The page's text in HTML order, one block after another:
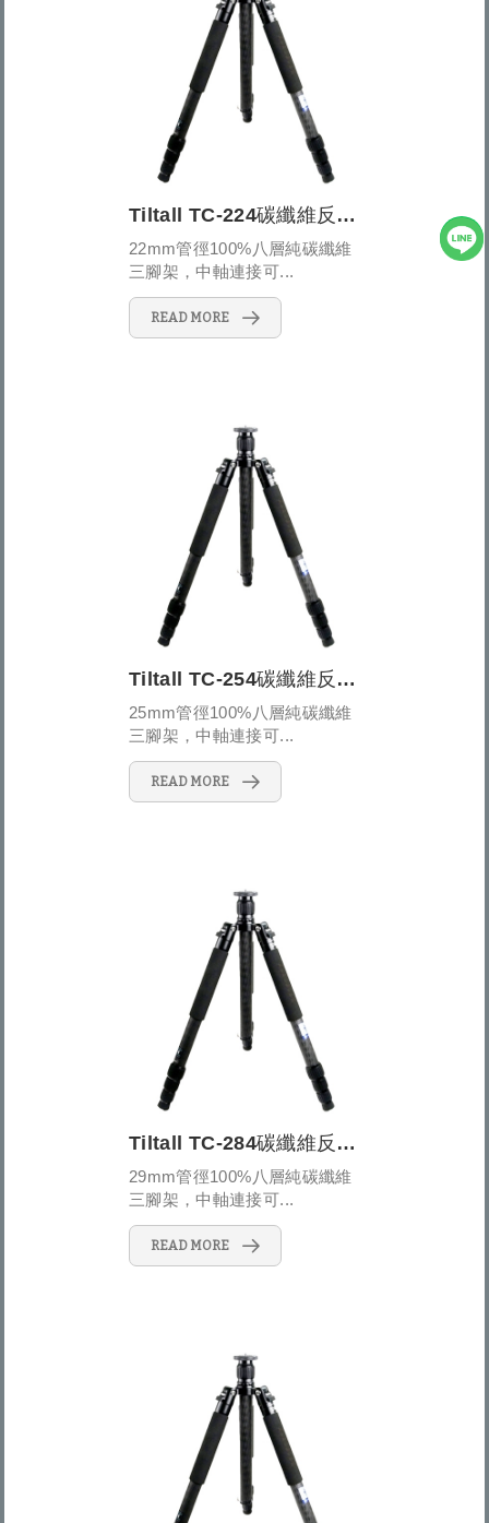
Tiltall TC-224碳纖維反折式四節三腳架
22mm管徑100%八層純碳纖維
三腳架，中軸連接可...
READ MORE
Tiltall TC-254碳纖維反折式四節三腳架
25mm管徑100%八層純碳纖維
三腳架，中軸連接可...
READ MORE
Tiltall TC-284碳纖維反折式四節三腳架
29mm管徑100%八層純碳纖維
三腳架，中軸連接可...
READ MORE